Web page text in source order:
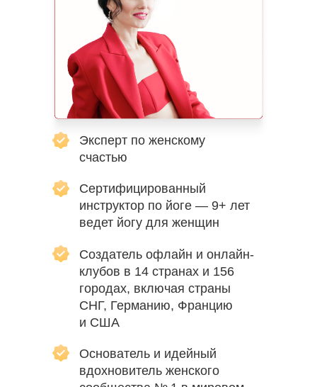
Эксперт по женскому
счастью
Сертифицированный
инструктор по йоге — 9+ лет
ведет йогу для женщин
Создатель офлайн и онлайн-
клубов в 14 странах и 156
городах, включая страны
СНГ, Германию, Францию
и США
Основатель и идейный
вдохновитель женского